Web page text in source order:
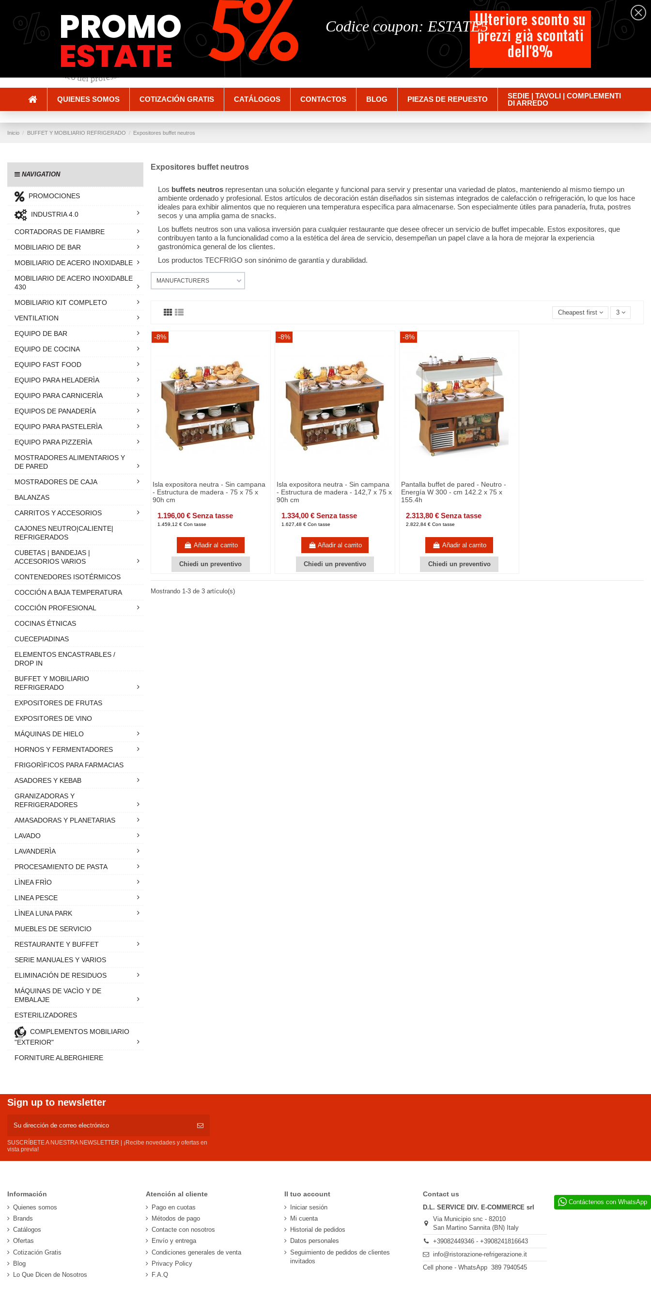
Español
Carrito
QUIENES SOMOS COTIZACIÓN GRATIS CATÁLOGOS CONTACTOS BLOG PIEZAS DE REPUESTO
SEDIE | TAVOLI | COMPLEMENTI
DI ARREDO
Inicio BUFFET Y MOBILIARIO REFRIGERADO Expositores buffet neutros
Expositores buffet neutros
Los buffets neutrosrepresentan una solución elegante y funcional para servir y presentar una variedad de platos, manteniendo al mismo tiempo un
ambiente ordenado y profesional. Estos artículos de decoración están diseñados sin sistemas integrados de calefacción o refrigeración, lo que los hace
ideales para exhibir alimentos que no requieren una temperatura específica para almacenarse. Son especialmente útiles para panadería, fruta, postres
secos y una amplia gama de snacks.
Los buffets neutros son una valiosa inversión para cualquier restaurante que desee ofrecer un servicio de buffet impecable. Estos expositores, que
contribuyen tanto a la funcionalidad como a la estética del área de servicio, desempeñan un papel clave a la hora de mejorar la experiencia
gastronómica general de los clientes.
Los productos TECFRIGO son sinónimo de garantía y durabilidad.
MANUFACTURERS
Cheapest first 3
-8%
Isla expositora neutra - Sin campana
- Estructura de madera - 75 x 75 x
90h cm
1.196,00 € Senza tasse
1.459,12 € Con tasse
Añadir al carrito
Chiedi un preventivo
-8%
Isla expositora neutra - Sin campana
- Estructura de madera - 142,7 x 75 x
90h cm
1.334,00 € Senza tasse
1.627,48 € Con tasse
Añadir al carrito
Chiedi un preventivo
-8%
Pantalla buffet de pared - Neutro -
Energía W 300 - cm 142.2 x 75 x
155.4h
2.313,80 € Senza tasse
2.822,84 € Con tasse
Añadir al carrito
Chiedi un preventivo
Mostrando 1-3 de 3 artículo(s)
NAVIGATION
PROMOCIONES
INDUSTRIA 4.0
CORTADORAS DE FIAMBRE
MOBILIARIO DE BAR
MOBILIARIO DE ACERO INOXIDABLE
MOBILIARIO DE ACERO INOXIDABLE
430
MOBILIARIO KIT COMPLETO
VENTILATION
EQUIPO DE BAR
EQUIPO DE COCINA
EQUIPO FAST FOOD
EQUIPO PARA HELADERÌA
EQUIPO PARA CARNICERÌA
EQUIPOS DE PANADERÍA
EQUIPO PARA PASTELERÌA
EQUIPO PARA PIZZERÌA
MOSTRADORES ALIMENTARIOS Y
DE PARED
MOSTRADORES DE CAJA
BALANZAS
CARRITOS Y ACCESORIOS
CAJONES NEUTRO|CALIENTE|
REFRIGERADOS
CUBETAS | BANDEJAS |
ACCESORIOS VARIOS
CONTENEDORES ISOTÉRMICOS
COCCIÓN A BAJA TEMPERATURA
COCCIÓN PROFESIONAL
COCINAS ÉTNICAS
CUECEPIADINAS
ELEMENTOS ENCASTRABLES /
DROP IN
BUFFET Y MOBILIARIO
REFRIGERADO
EXPOSITORES DE FRUTAS
EXPOSITORES DE VINO
MÁQUINAS DE HIELO
HORNOS Y FERMENTADORES
FRIGORÌFICOS PARA FARMACIAS
ASADORES Y KEBAB
GRANIZADORAS Y
REFRIGERADORES
AMASADORAS Y PLANETARIAS
LAVADO
LAVANDERÌA
PROCESAMIENTO DE PASTA
LÌNEA FRÌO
LINEA PESCE
LÌNEA LUNA PARK
MUEBLES DE SERVICIO
RESTAURANTE Y BUFFET
SERIE MANUALES Y VARIOS
ELIMINACIÓN DE RESIDUOS
MÁQUINAS DE VACÌO Y DE
EMBALAJE
ESTERILIZADORES
COMPLEMENTOS MOBILIARIO
"EXTERIOR"
FORNITURE ALBERGHIERE
Sign up to newsletter
SUSCRÍBETE A NUESTRA NEWSLETTER | ¡Recibe novedades y ofertas en
vista previa!
Información
Quienes somos
Brands
Catálogos
Ofertas
Cotización Gratis
Blog
Lo Que Dicen de Nosotros
Atención al cliente
Pago en cuotas
Métodos de pago
Contacte con nosotros
Envío y entrega
Condiciones generales de venta
Privacy Policy
F.A.Q
Il tuo account
Iniciar sesión
Mi cuenta
Historial de pedidos
Datos personales
Seguimiento de pedidos de clientes
invitados
Contact us
D.L. SERVICE DIV. E-COMMERCE srl
Via Municipio snc - 82010
San Martino Sannita (BN) Italy
+39082449346 - +3908241816643
info@ristorazione-refrigerazione.it
Cell phone - WhatsApp 389 7940545
Contáctenos con WhatsApp
%
% %
%
% Ulteriore sconto su
prezzi già scontati
dell'8%
Codice coupon: ESTATE5
PROMO
ESTATE 5%